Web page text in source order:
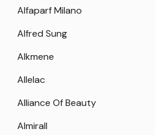
Alfaparf Milano
Alfred Sung
Alkmene
Allelac
Alliance Of Beauty
Almirall